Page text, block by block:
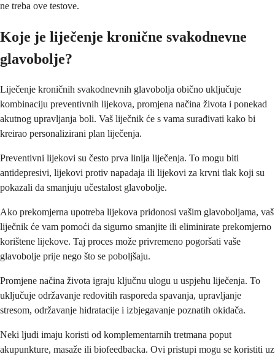
ne treba ove testove.
Koje je liječenje kronične svakodnevne
glavobolje?
Liječenje kroničnih svakodnevnih glavobolja obično uključuje
kombinaciju preventivnih lijekova, promjena načina života i ponekad
akutnog upravljanja boli. Vaš liječnik će s vama surađivati kako bi
kreirao personalizirani plan liječenja.
Preventivni lijekovi su često prva linija liječenja. To mogu biti
antidepresivi, lijekovi protiv napadaja ili lijekovi za krvni tlak koji su
pokazali da smanjuju učestalost glavobolje.
Ako prekomjerna upotreba lijekova pridonosi vašim glavoboljama, vaš
liječnik će vam pomoći da sigurno smanjite ili eliminirate prekomjerno
korištene lijekove. Taj proces može privremeno pogoršati vaše
glavobolje prije nego što se poboljšaju.
Promjene načina života igraju ključnu ulogu u uspjehu liječenja. To
uključuje održavanje redovitih rasporeda spavanja, upravljanje
stresom, održavanje hidratacije i izbjegavanje poznatih okidača.
Neki ljudi imaju koristi od komplementarnih tretmana poput
akupunkture, masaže ili biofeedbacka. Ovi pristupi mogu se koristiti uz